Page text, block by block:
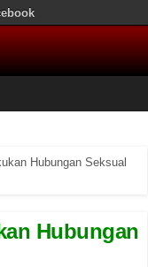
Hubungan Seksual
Hubungan